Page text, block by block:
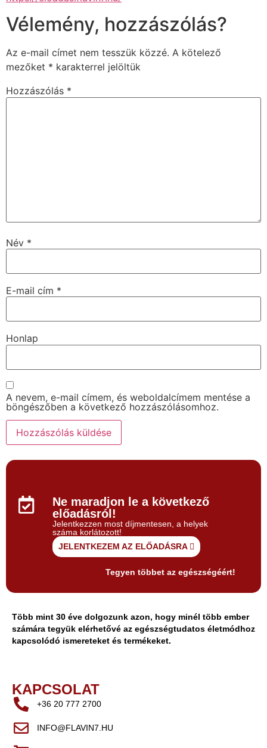
Vélemény, hozzászólás?
Az e-mail címet nem tesszük közzé. A kötelező
mezőket * karakterrel jelöltük
Hozzászólás *
Név *
E-mail cím *
Honlap
A nevem, e-mail címem, és weboldalcímem mentése a
böngészőben a következő hozzászólásomhoz.
Tegyen többet az egészségéért!
Ne maradjon le a következő
előadásról!
Jelentkezzen most díjmentesen, a helyek
száma korlátozott!
JELENTKEZEM AZ ELŐADÁSRA
Több mint 30 éve dolgozunk azon, hogy minél több ember
számára tegyük elérhetővé az egészségtudatos életmódhoz
kapcsolódó ismereteket és termékeket.
KAPCSOLAT
+36 20 777 2700
INFO@FLAVIN7.HU